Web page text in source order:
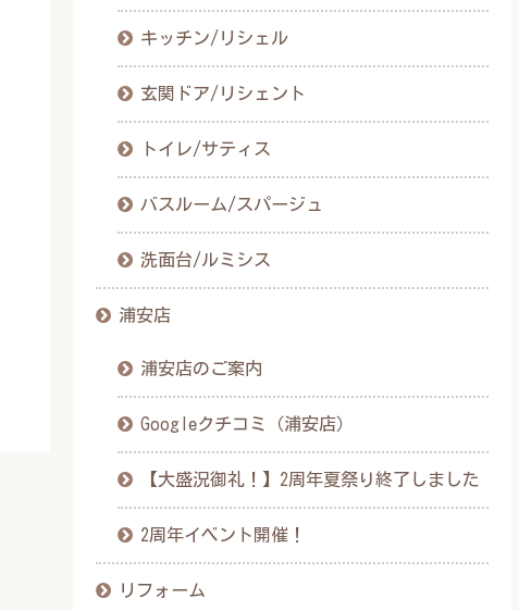
キッチン/リシェル
玄関ドア/リシェント
トイレ/サティス
バスルーム/スパージュ
洗面台/ルミシス
浦安店
浦安店のご案内
Googleクチコミ（浦安店）
【大盛況御礼！】2周年夏祭り終了しました
2周年イベント開催！
リフォーム